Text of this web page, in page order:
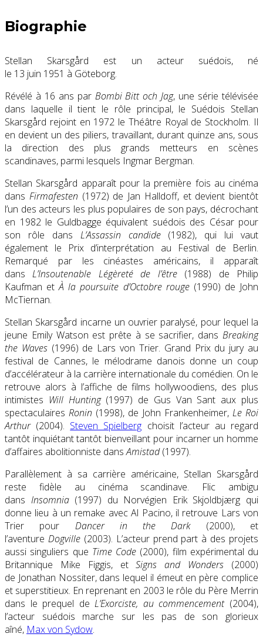
Biographie
Stellan Skarsgård est un acteur suédois, né
le 13 juin 1951 à Göteborg.
Révélé à 16 ans par Bombi Bitt och Jag, une série télévisée
dans laquelle il tient le rôle principal, le Suédois Stellan
Skarsgård rejoint en 1972 le Théâtre Royal de Stockholm. Il
en devient un des piliers, travaillant, durant quinze ans, sous
la direction des plus grands metteurs en scènes
scandinaves, parmi lesquels Ingmar Bergman.
Stellan Skarsgård apparaît pour la première fois au cinéma
dans Firmafesten (1972) de Jan Halldoff, et devient bientôt
l’un des acteurs les plus populaires de son pays, décrochant
en 1982 le Guldbagge équivalent suédois des César pour
son rôle dans L’Assassin candide (1982), qui lui vaut
également le Prix d’interprétation au Festival de Berlin.
Remarqué par les cinéastes américains, il apparaît
dansL’Insoutenable Légèreté de l’être(1988) de Philip
Kaufman etÀ la poursuite d’Octobre rouge(1990) de John
McTiernan.
Stellan Skarsgård incarne un ouvrier paralysé, pour lequel la
jeune Emily Watson est prête à se sacrifier, dans Breaking
the Waves(1996) de Lars von Trier. Grand Prix du jury au
festival de Cannes, le mélodrame danois donne un coup
d’accélérateur à la carrière internationale du comédien. On le
retrouve alors à l’affiche de films hollywoodiens, des plus
intimistes Will Hunting(1997) de Gus Van Sant aux plus
spectaculaires Ronin (1998), de John Frankenheimer, Le Roi
Arthur (2004). Steven Spielberg choisit l’acteur au regard
tantôt inquiétant tantôt bienveillant pour incarner un homme
d’affaires abolitionniste dansAmistad(1997).
Parallèlement à sa carrière américaine, Stellan Skarsgård
reste fidèle au cinéma scandinave. Flic ambigu
dans Insomnia(1997) du Norvégien Erik Skjoldbjærg qui
donne lieu à un remake avec Al Pacino, il retrouve Lars von
Trier pour Dancer in the Dark (2000), et
l’aventure Dogville(2003). L’acteur prend part à des projets
aussi singuliers que Time Code (2000), film expérimental du
Britannique Mike Figgis, etSigns and Wonders (2000)
de Jonathan Nossiter, dans lequel il émeut en père complice
et superstitieux. En reprenant en 2003 le rôle du Père Merrin
dans le prequel deL’Exorciste, au commencement (2004),
l’acteur suédois marche sur les pas de son glorieux
aîné, Max von Sydow.